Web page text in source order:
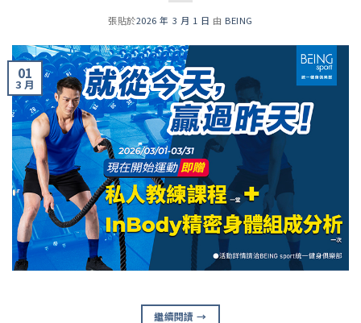
張貼於2026 年 3 月 1 日 由 BEING
01
3 月
繼續閱讀→